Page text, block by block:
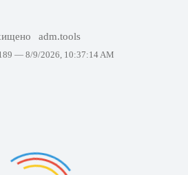
adm.tools
— 8/9/2026, 10:37:14 AM